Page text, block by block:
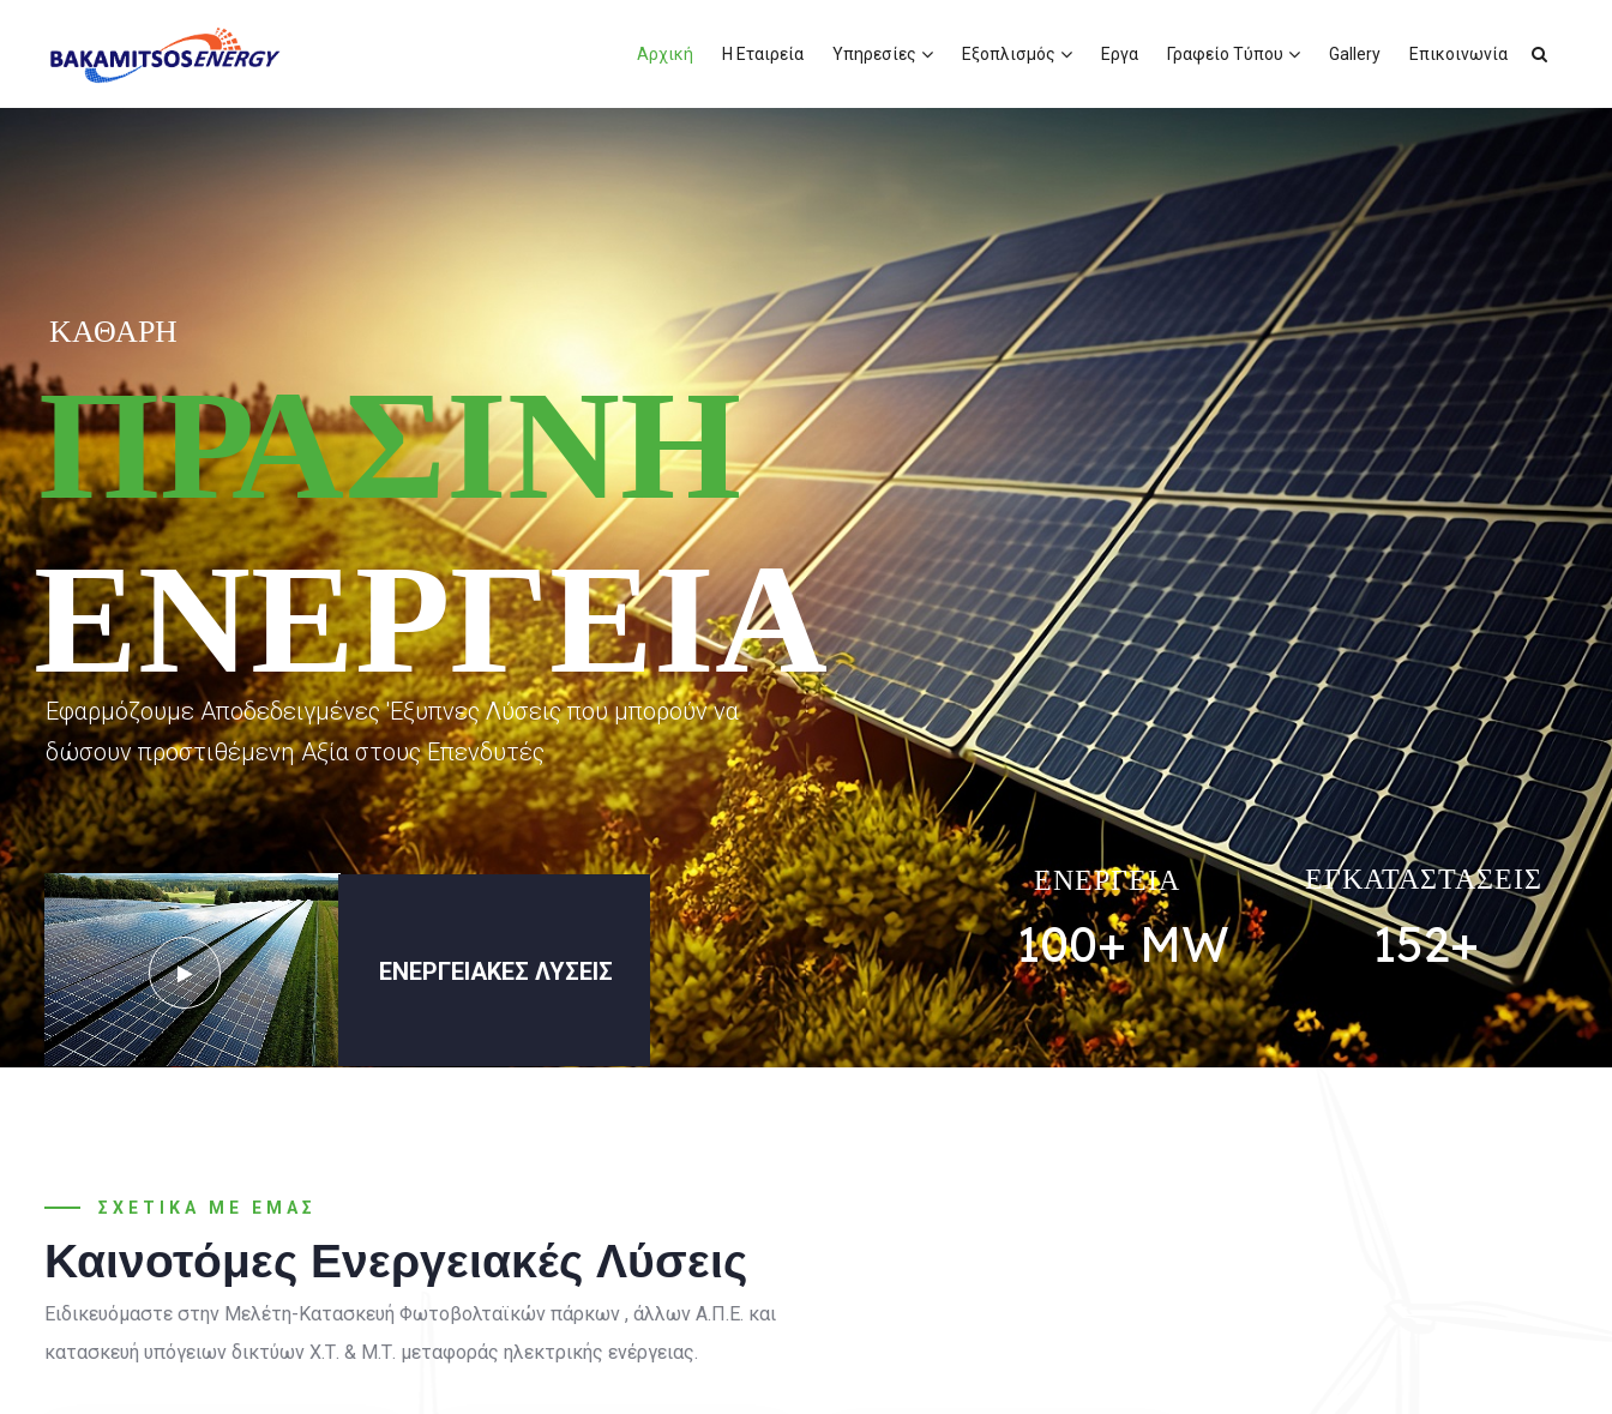
Αρχική Η Εταιρεία Υπηρεσίες Εξοπλισμός Εργα Γραφείο Τύπου Gallery Επικοινωνία
ΚΑΘΑΡΗ
ΠΡΑΣΙΝΗ
ΕΝΕΡΓΕΙΑ
Εφαρμόζουμε Αποδεδειγμένες 'Εξυπνες Λύσεις που μπορούν να
δώσουν προστιθέμενη Αξία στους Επενδυτές
ΕΝΕΡΓΕΙΑ
100+ MW
ΕΓΚΑΤΑΣΤΑΣΕΙΣ
ΕΝΕΡΓΕΙΑΚΕΣ ΛΥΣΕΙΣ 152+
ΣΧΕΤΙΚΑ ΜΕ ΕΜΑΣ
Καινοτόμες Ενεργειακές Λύσεις
Ειδικευόμαστε στην Μελέτη-Κατασκευή Φωτοβολταϊκών πάρκων , άλλων Α.Π.Ε. και
κατασκευή υπόγειων δικτύων Χ.Τ. & Μ.Τ. μεταφοράς ηλεκτρικής ενέργειας.